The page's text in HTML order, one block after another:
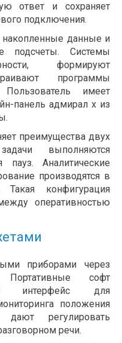
ответ и сохраняет
подключения.
данные и
подсчеты. Системы
формируют
программы
имеет
панель адмирал х из
преимущества двух
выполняются
Аналитические
производятся в
Такая конфигурация
оперативностью
приборами через
Портативные софт
интерфейс для
положения
регулировать
речи.